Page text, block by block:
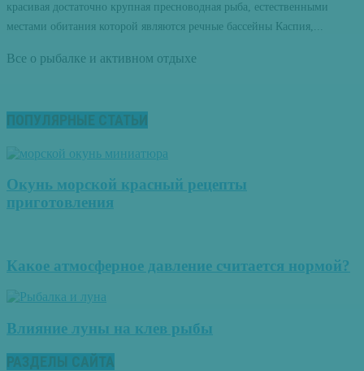
красивая достаточно крупная пресноводная рыба, естественными
местами обитания которой являются речные бассейны Каспия,...
Все о рыбалке и активном отдыхе
ПОПУЛЯРНЫЕ СТАТЬИ
Окунь морской красный рецепты
приготовления
Какое атмосферное давление считается нормой?
Влияние луны на клев рыбы
РАЗДЕЛЫ САЙТА